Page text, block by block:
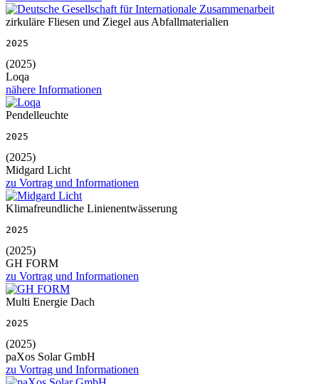
zirkuläre Fliesen und Ziegel aus Abfallmaterialien
2025
(2025)
Loqa
nähere Informationen
Pendelleuchte
2025
(2025)
Midgard Licht
zu Vortrag und Informationen
Klimafreundliche Linienentwässerung
2025
(2025)
GH FORM
zu Vortrag und Informationen
Multi Energie Dach
2025
(2025)
paXos Solar GmbH
zu Vortrag und Informationen